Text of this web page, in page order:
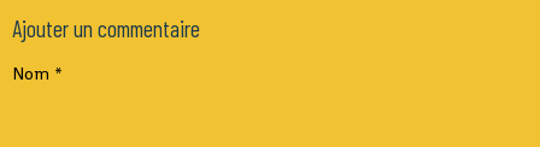
Ajouter un commentaire
Nom